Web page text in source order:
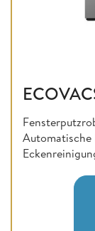
Automatische